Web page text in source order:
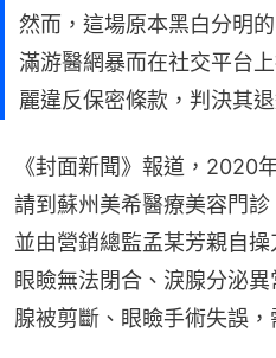
然而，這場原本黑白分明
滿游醫網暴而在社交平台
麗違反保密條款，判決其
《封面新聞》報道，2020
請到蘇州美希醫療美容門診
並由營銷總監孟某芳親自
眼瞼無法閉合、淚腺分泌
腺被剪斷、眼瞼手術失誤，